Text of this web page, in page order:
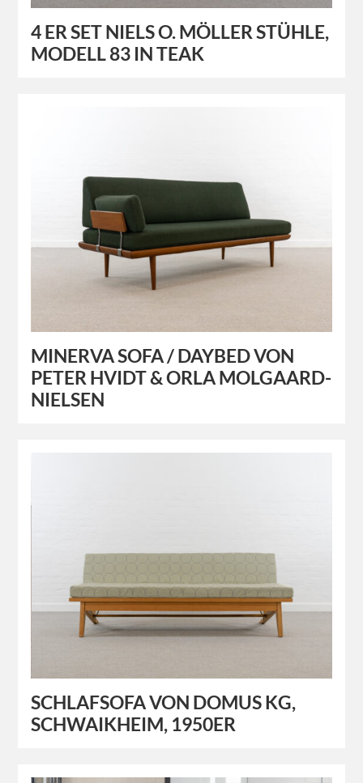
4 ER SET NIELS O. MÖLLER STÜHLE,
MODELL 83 IN TEAK
MINERVA SOFA / DAYBED VON
PETER HVIDT & ORLA MOLGAARD-
NIELSEN
SCHLAFSOFA VON DOMUS KG,
SCHWAIKHEIM, 1950ER